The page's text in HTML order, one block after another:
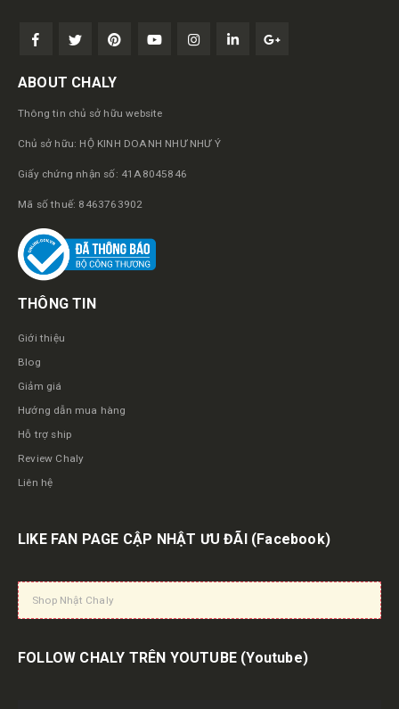
ABOUT CHALY
Thông tin chủ sở hữu website
Chủ sở hữu: HỘ KINH DOANH NHƯ NHƯ Ý
Giấy chứng nhận số: 41A8045846
Mã số thuế: 8463763902
THÔNG TIN
Giới thiệu
Blog
Giảm giá
Hướng dẫn mua hàng
Hỗ trợ ship
Review Chaly
Liên hệ
LIKE FAN PAGE CẬP NHẬT ƯU ĐÃI (Facebook)
Shop Nhật Chaly
FOLLOW CHALY TRÊN YOUTUBE (Youtube)